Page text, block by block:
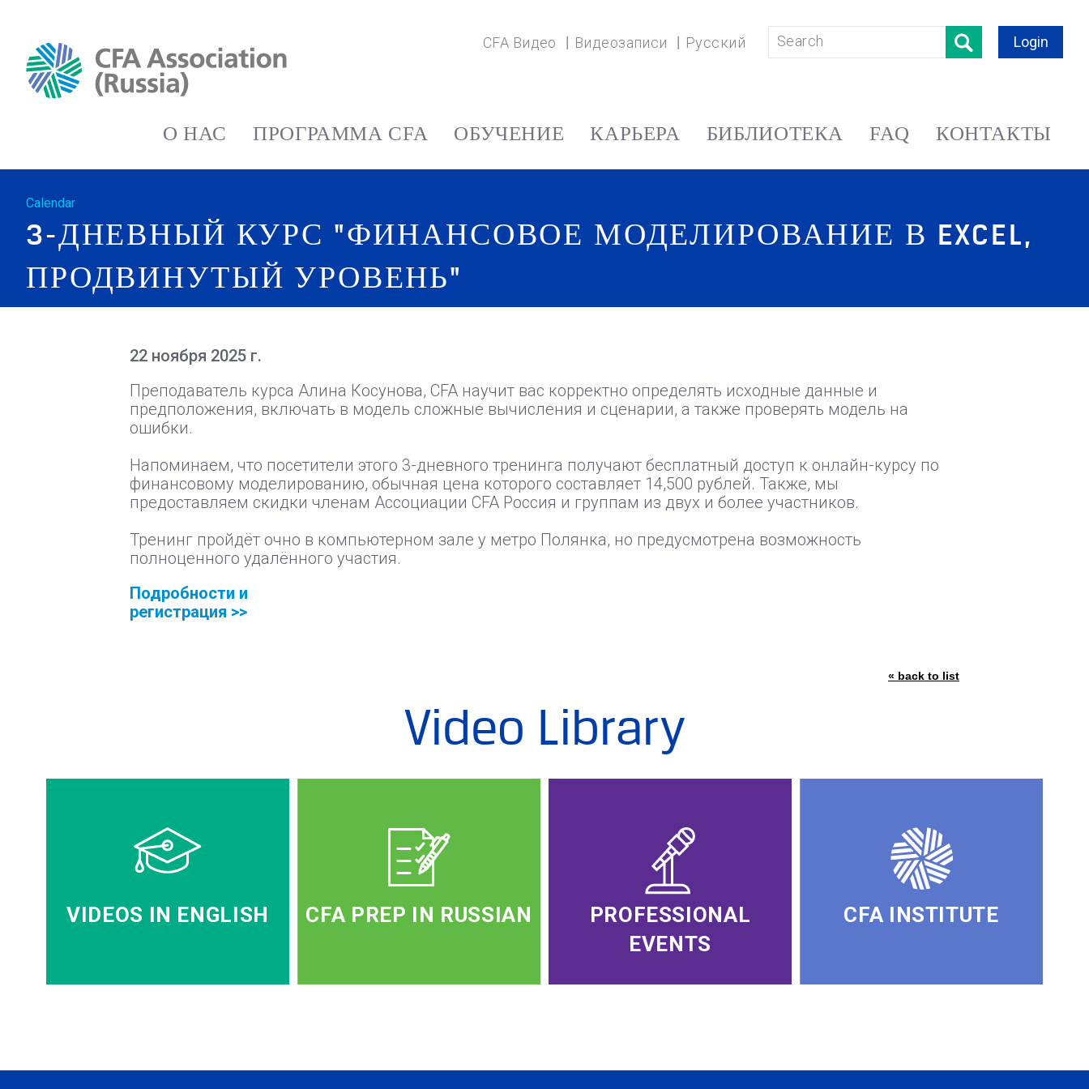
CFA Видео Видеозаписи Русский Login
О НАС ПРОГРАММА CFA ОБУЧЕНИЕ КАРЬЕРА БИБЛИОТЕКА FAQ КОНТАКТЫ
Calendar
3-ДНЕВНЫЙ КУРС "ФИНАНСОВОЕ МОДЕЛИРОВАНИЕ В EXCEL,
ПРОДВИНУТЫЙ УРОВЕНЬ"
22 ноября 2025 г.
Преподаватель курса Алина Косунова, CFA научит вас корректно определять исходные данные и
предположения, включать в модель сложные вычисления и сценарии, а также проверять модель на
ошибки.
Напоминаем, что посетители этого 3-дневного тренинга получают бесплатный доступ к онлайн-курсу по
финансовому моделированию, обычная цена которого составляет 14,500 рублей. Также, мы
предоставляем скидки членам Ассоциации CFA Россия и группам из двух и более участников.
Тренинг пройдёт очно в компьютерном зале у метро Полянка, но предусмотрена возможность
полноценного удалённого участия.
Подробности и
регистрация >>
« back to list
Video Library
VIDEOS IN ENGLISH CFA PREP IN RUSSIAN
PROFESSIONAL
EVENTS
CFA INSTITUTE